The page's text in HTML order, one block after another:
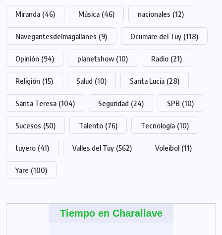
Miranda (46) Música (46) nacionales (12)
Navegantesdelmagallanes (9) Ocumare del Tuy (118)
Opinión (94) planetshow (10) Radio (21)
Religión (15) Salud (10) Santa Lucía (28)
Santa Teresa (104) Seguridad (24) SPB (10)
Sucesos (50) Talento (76) Tecnología (10)
tuyero (41) Valles del Tuy (562) Voleibol (11)
Yare (100)
Tiempo en Charallave